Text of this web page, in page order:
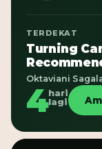
TERDEKAT
Turning
Oktaviani Sagala
4hari
lagi